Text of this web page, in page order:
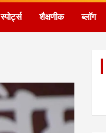
स्पोर्ट्स शैक्षणीक ब्लॉग